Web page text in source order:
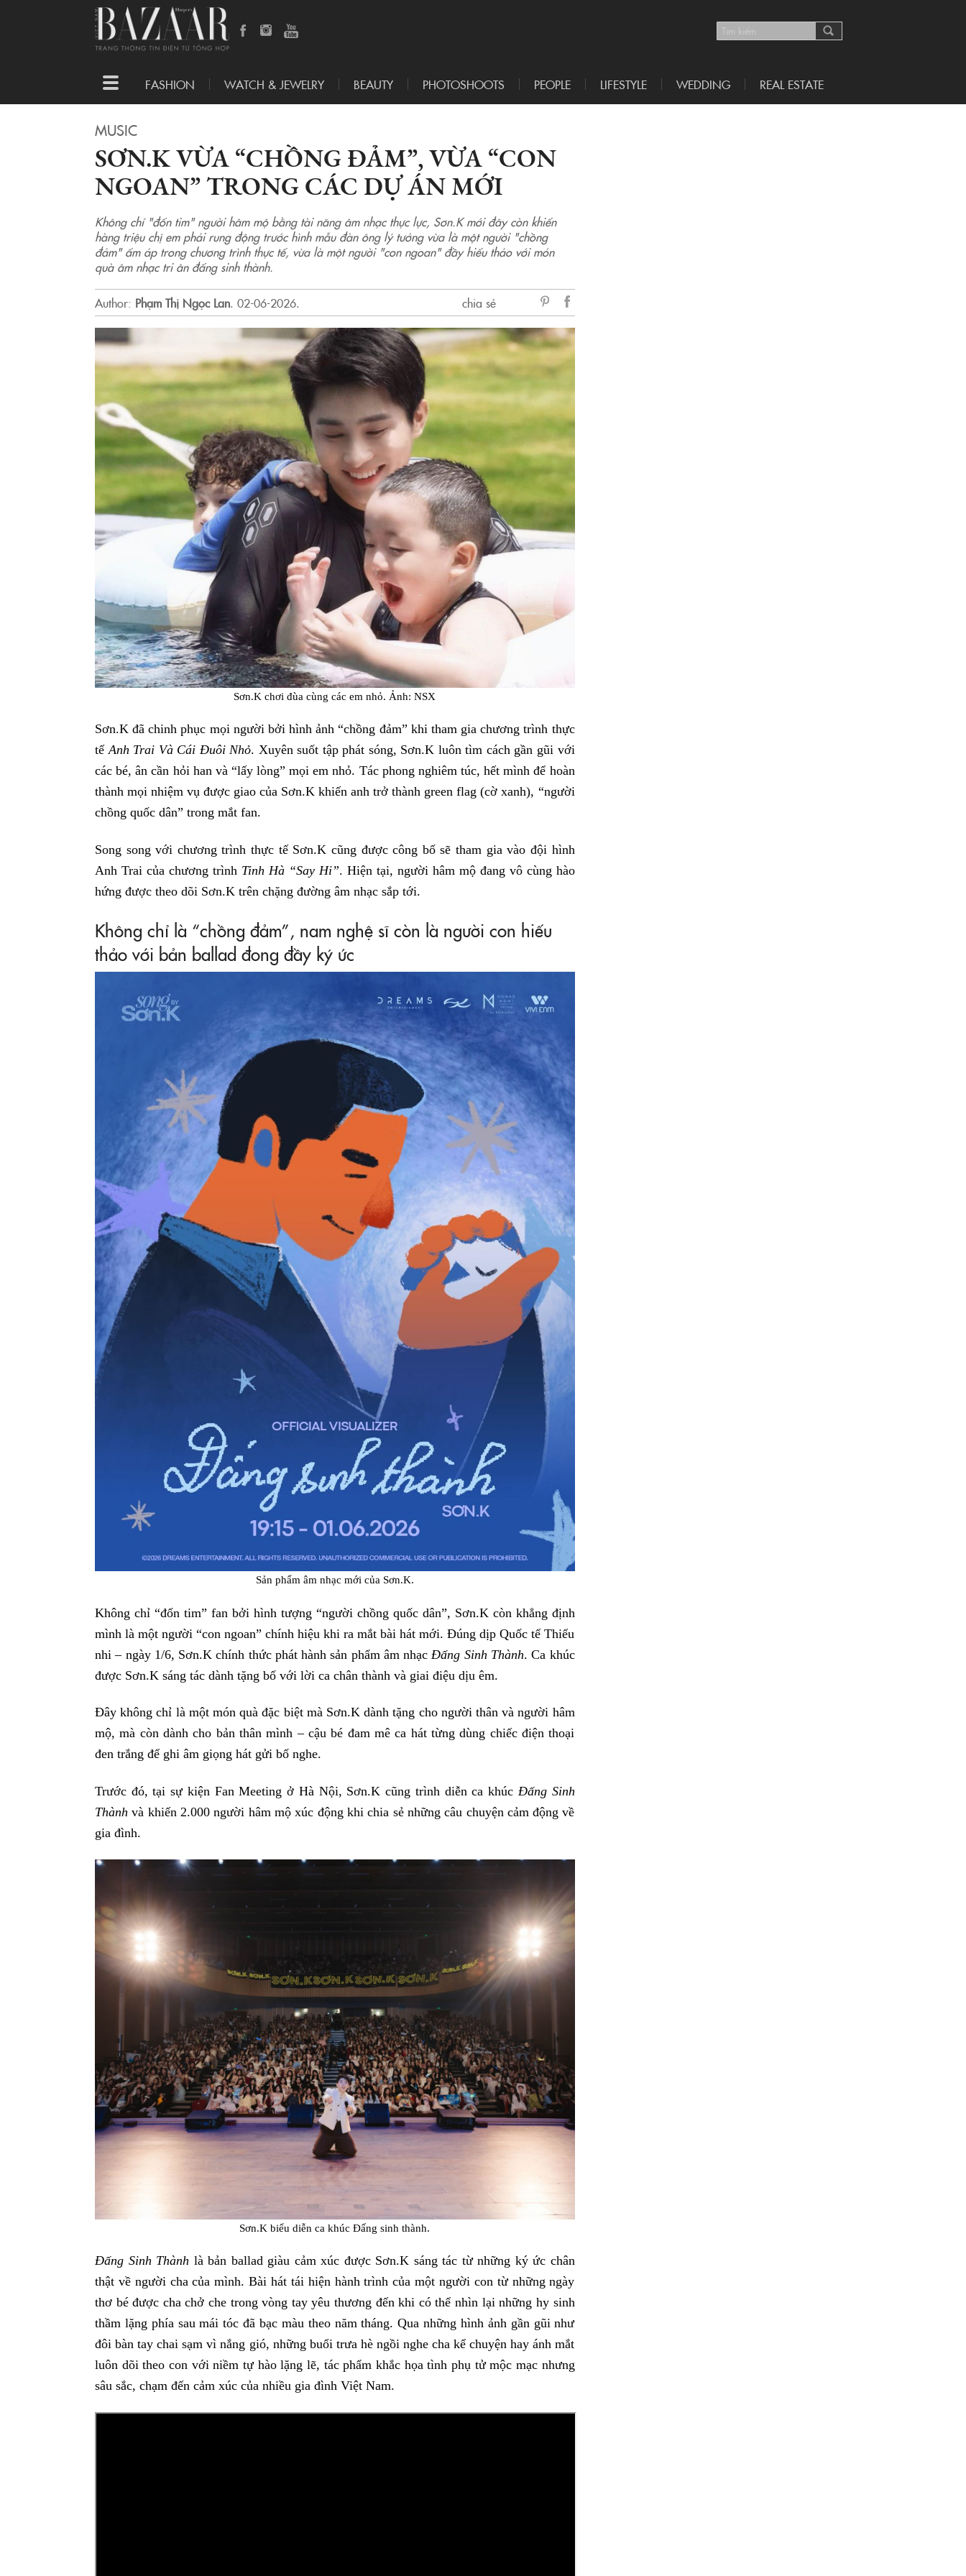
Toggle
navigation
FASHION WATCH & JEWELRY BEAUTY PHOTOSHOOTS PEOPLE LIFESTYLE WEDDING REAL ESTATE
MUSIC
SƠN.K VỪA “CHỒNG ĐẢM”, VỪA “CON
NGOAN” TRONG CÁC DỰ ÁN MỚI
Không chỉ "đốn tim" người hâm mộ bằng tài năng âm nhạc thực lực, Sơn.K mới đây còn khiến
hàng triệu chị em phải rung động trước hình mẫu đàn ông lý tưởng vừa là một người "chồng
đảm" ấm áp trong chương trình thực tế, vừa là một người "con ngoan" đầy hiếu thảo với món
quà âm nhạc tri ân đấng sinh thành.
Author: Phạm Thị Ngọc Lan. 02-06-2026.
chia sẻ
Facebook
Sơn.K chơi đùa cùng các em nhỏ. Ảnh: NSX
Sơn.K đã chinh phục mọi người bởi hình ảnh “chồng đảm” khi tham gia chương trình thực
tếAnh Trai Và Cái Đuôi Nhỏ. Xuyên suốt tập phát sóng, Sơn.K luôn tìm cách gần gũi với
các bé, ân cần hỏi han và “lấy lòng” mọi em nhỏ. Tác phong nghiêm túc, hết mình để hoàn
thành mọi nhiệm vụ được giao của Sơn.K khiến anh trở thành green flag (cờ xanh), “người
chồng quốc dân” trong mắt fan.
Song song với chương trình thực tế Sơn.K cũng được công bố sẽ tham gia vào đội hình
Anh Trai của chương trình Tinh Hà “Say Hi”. Hiện tại, người hâm mộ đang vô cùng hào
hứng được theo dõi Sơn.K trên chặng đường âm nhạc sắp tới.
Không chỉ là “chồng đảm”, nam nghệ sĩ còn là người con hiếu
thảo với bản ballad đong đầy ký ức
Sản phẩm âm nhạc mới của Sơn.K.
Không chỉ “đốn tim” fan bởi hình tượng “người chồng quốc dân”, Sơn.K còn khẳng định
mình là một người “con ngoan” chính hiệu khi ra mắt bài hát mới. Đúng dịp Quốc tế Thiếu
nhi – ngày 1/6, Sơn.K chính thức phát hành sản phẩm âm nhạcĐấng Sinh Thành. Ca khúc
được Sơn.K sáng tác dành tặng bố với lời ca chân thành và giai điệu dịu êm.
Đây không chỉ là một món quà đặc biệt mà Sơn.K dành tặng cho người thân và người hâm
mộ, mà còn dành cho bản thân mình – cậu bé đam mê ca hát từng dùng chiếc điện thoại
đen trắng để ghi âm giọng hát gửi bố nghe.
Trước đó, tại sự kiện Fan Meeting ở Hà Nội, Sơn.K cũng trình diễn ca khúc Đấng Sinh
Thành và khiến 2.000 người hâm mộ xúc động khi chia sẻ những câu chuyện cảm động về
gia đình.
Sơn.K biểu diễn ca khúc Đấng sinh thành.
Đấng Sinh Thành là bản ballad giàu cảm xúc được Sơn.K sáng tác từ những ký ức chân
thật về người cha của mình. Bài hát tái hiện hành trình của một người con từ những ngày
thơ bé được cha chở che trong vòng tay yêu thương đến khi có thể nhìn lại những hy sinh
thầm lặng phía sau mái tóc đã bạc màu theo năm tháng. Qua những hình ảnh gần gũi như
đôi bàn tay chai sạm vì nắng gió, những buổi trưa hè ngồi nghe cha kể chuyện hay ánh mắt
luôn dõi theo con với niềm tự hào lặng lẽ, tác phẩm khắc họa tình phụ tử mộc mạc nhưng
sâu sắc, chạm đến cảm xúc của nhiều gia đình Việt Nam.